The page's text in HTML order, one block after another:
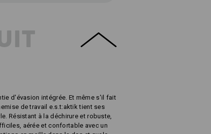
d'évasion intégrée. Et même s'il fait
de travail e.s.t:aktik tient ses
Résistant à la déchirure et robuste,
aérée et confortable avec un